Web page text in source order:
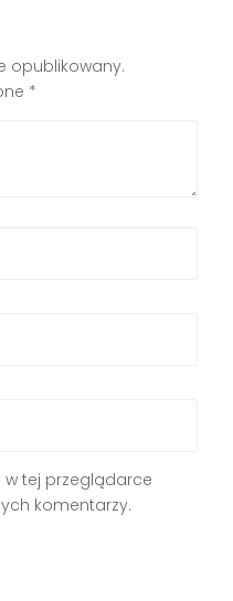
opublikowany.
*
tej przeglądarce
komentarzy.